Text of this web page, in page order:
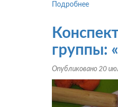
Подробнее
детей
страна»
группы:
Опубликовано 20